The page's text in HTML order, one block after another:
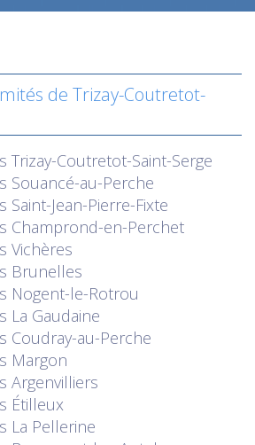
de Trizay-Coutretot-
Trizay-Coutretot-Saint-Serge
Souancé-au-Perche
Saint-Jean-Pierre-Fixte
Champrond-en-Perchet
Vichères
Brunelles
Nogent-le-Rotrou
La Gaudaine
Coudray-au-Perche
Margon
Argenvilliers
Étilleux
La Pellerine